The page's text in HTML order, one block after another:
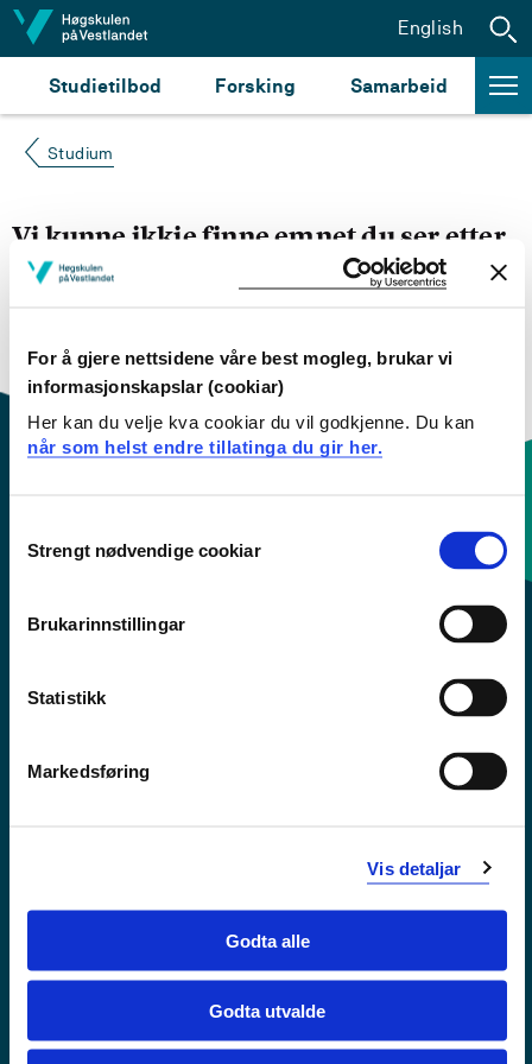
For å gjere nettsidene våre best mogleg, brukar vi
informasjonskapslar (cookiar)
Her kan du velje kva cookiar du vil godkjenne. Du kan
når som helst endre tillatinga du gir her.
Selection
Strengt nødvendige cookiar
Brukarinnstillingar
Statistikk
Markedsføring
Vis detaljar
Godta alle
Godta utvalde
Hopp til innhald
Studietilbod Forsking Samarbeid
English
Studium
Vi kunne ikkje finne emnet du ser etter
søke opp emnet du ser etter i
engelsk emneplan ved å klikke på «English».